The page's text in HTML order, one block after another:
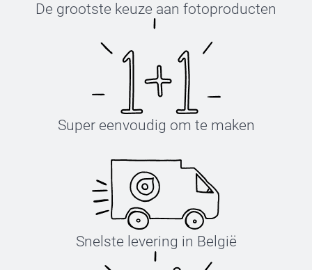
De grootste keuze aan fotoproducten
Super eenvoudig om te maken
Snelste levering in België